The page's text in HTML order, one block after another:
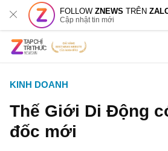
FOLLOWZNEWS TRÊN
Cập nhật tin mới
KINH DOANH
Thế Giới Di Động
đốc mới